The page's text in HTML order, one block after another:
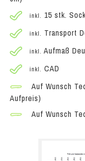
inkl. 15 stk.
inkl. Transport
inkl. Aufmaß
inkl. CAD
Auf Wunsch
Aufpreis)
Auf Wunsch